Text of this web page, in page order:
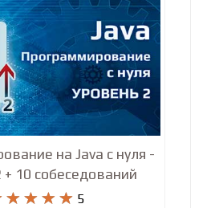
на Java с нуля -
10 собеседований
   
    5